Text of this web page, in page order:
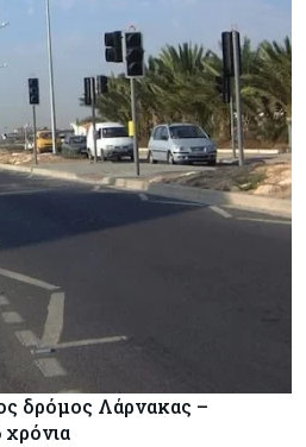
δρόμος Λάρνακας –